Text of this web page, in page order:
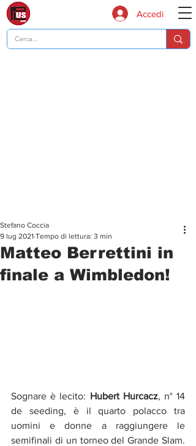
Accedi
Matteo Berrettini in
finale a Wimbledon!
Stefano Coccia
9 lug 2021 Tempo di lettura: 3 min
Sognare è lecito: Hubert Hurcacz, n° 14
de seeding, è il quarto polacco tra
uomini e donne a raggiungere le
semifinali di un torneo del Grande Slam.